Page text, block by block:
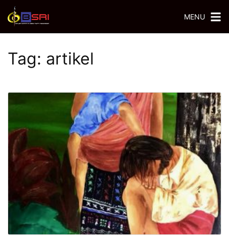
Langsung
ke
konten
MENU
Tag: artikel